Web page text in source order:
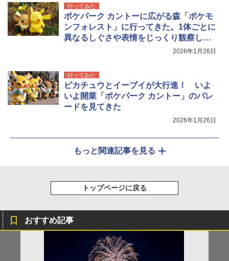
行ってみた
ポケパーク カントーに広がる森「ポケモ
ンフォレスト」に行ってきた。1体ごとに
異なるしぐさや表情をじっくり観察しよ
2026年1月26日
行ってみた
ピカチュウとイーブイが大行進！ いよ
いよ開業「ポケパーク カントー」のパレ
ードを見てきた
2026年1月26日
もっと関連記事を見る
トップページに戻る
おすすめ記事